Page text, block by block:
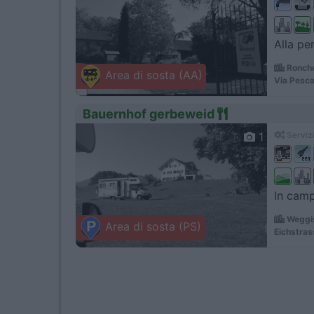
Area di sosta (AA)
Alla
Via
Bauernhof gerbeweid
Area di sosta (PS)
1
In